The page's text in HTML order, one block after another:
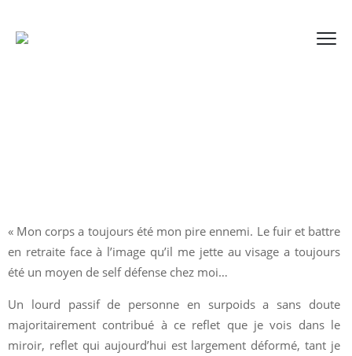
« Mon corps a toujours été mon pire ennemi. Le fuir et battre
en retraite face à l’image qu’il me jette au visage a toujours
été un moyen de self défense chez moi…
Un lourd passif de personne en surpoids a sans doute
majoritairement contribué à ce reflet que je vois dans le
miroir, reflet qui aujourd’hui est largement déformé, tant je